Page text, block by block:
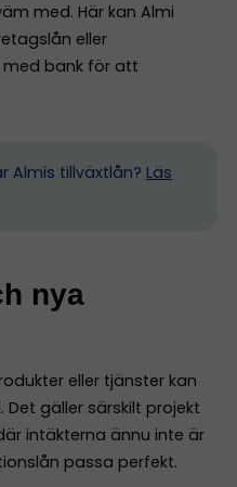
med. Här kan Almi
eller
bank för att
Almis tillväxtlån? Läs
nya
eller tjänster kan
gäller särskilt projekt
intäkterna ännu inte är
passa perfekt.